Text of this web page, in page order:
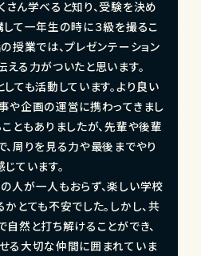
ん学べると知り、受験を決め
して一年生の時に３級を撮るこ
授業では、プレゼンテーション
る力がついたと思います。
ても活動しています。より良い
や企画の運営に携わってきまし
ともありましたが、先輩や後輩
周りを見る力や最後までやり
ています。
人が一人もおらず、楽しい学校
とても不安でした。しかし、共
然と打ち解けることができ、
る大切な仲間に囲まれていま